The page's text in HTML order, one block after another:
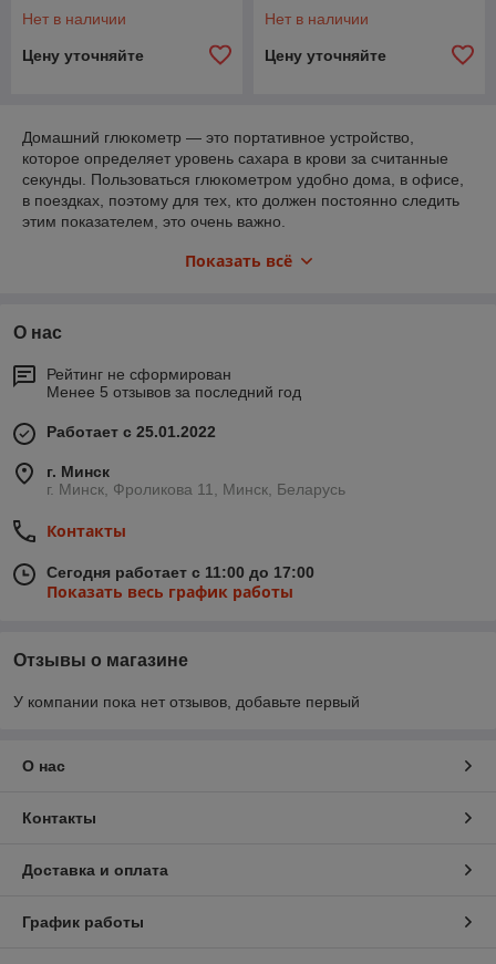
Нет в наличии
Цену уточняйте
Нет в наличии
Цену уточняйте
Домашний глюкометр — это портативное устройство,
которое определяет уровень сахара в крови за считанные
секунды. Пользоваться глюкометром удобно дома, в офисе,
в поездках, поэтому для тех, кто должен постоянно следить
этим показателем, это очень важно.
Прокалыватель используется в глюкометрах для забора
крови. Заранее установленный в него ланцет прокалывает
регулировать, если ланцет не автоматический. Тест-полоска
капля крови. При попадании крови на тест-полоску, кровь
вступает в реакцию с химическим реагентом, которым
пропитана пластина. Перемещение крови по пластине
анализируется устройством в течение одной минуты.
Показать всё
О нас
Рейтинг не сформирован
Менее 5 отзывов за последний год
Работает с 25.01.2022
г. Минск
г. Минск, Фроликова 11, Минск, Беларусь
Контакты
Сегодня работает с 11:00 до 17:00
Показать весь график работы
Отзывы о магазине
У компании пока нет отзывов, добавьте первый
О нас
Контакты
Доставка и оплата
График работы